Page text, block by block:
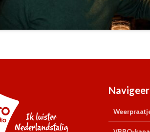
Navigeer